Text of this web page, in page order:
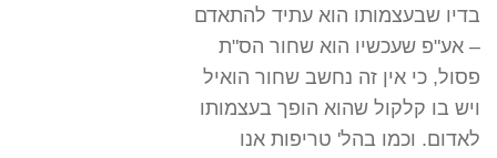
בדיו שבעצמותו הוא עתיד להתאדם
– אע"פ שעכשיו הוא שחור הס"ת
פסול, כי אין זה נחשב שחור הואיל
ויש בו קלקול שהוא הופך בעצמותו
לאדום. וכמו בהל' טריפות אנו